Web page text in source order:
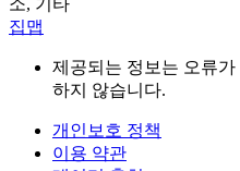
집맵
제공되는 정보는 오류
하지 않습니다.
개인보호 정책
이용 약관